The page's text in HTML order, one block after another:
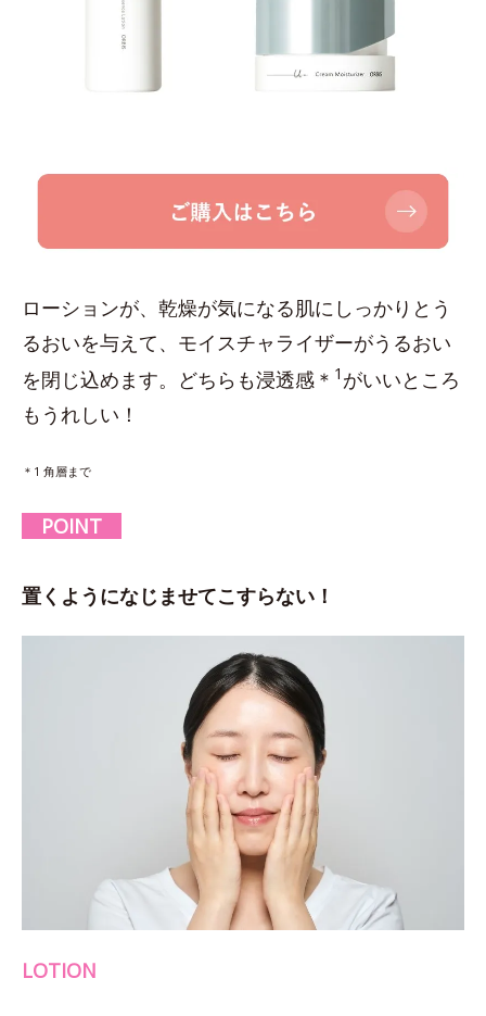
ローションが、乾燥が気になる肌にしっかりとう
るおいを与えて、モイスチャライザーがうるおい
を閉じ込めます。どちらも浸透感＊ 1 がいいところ
もうれしい！
＊1 角層まで
POINT
置くようになじませてこすらない！
LOTION